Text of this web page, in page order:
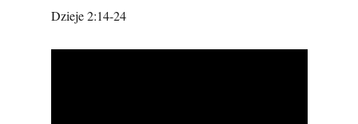
Dzieje 2:14-24